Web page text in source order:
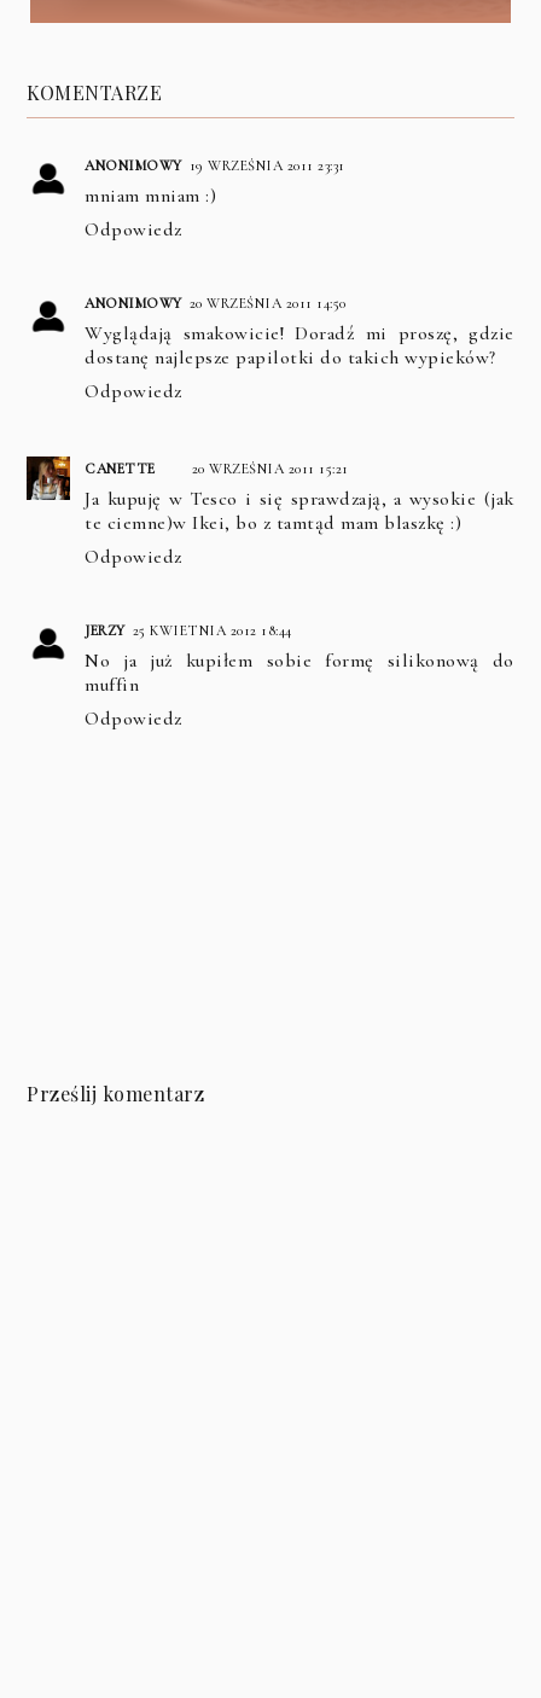
KOMENTARZE
ANONIMOWY 19 WRZEŚNIA 2011 23:31
mniam mniam :)
Odpowiedz
ANONIMOWY 20 WRZEŚNIA 2011 14:50
Wyglądają smakowicie! Doradź mi proszę, gdzie
dostanę najlepsze papilotki do takich wypieków?
Odpowiedz
CANETTE 20 WRZEŚNIA 2011 15:21
Ja kupuję w Tesco i się sprawdzają, a wysokie (jak
te ciemne)w Ikei, bo z tamtąd mam blaszkę :)
Odpowiedz
JERZY 25 KWIETNIA 2012 18:44
No ja już kupiłem sobie formę silikonową do
muffin
Odpowiedz
Prześlij komentarz